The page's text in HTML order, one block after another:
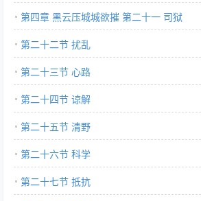
第四章 黑云压城城欲摧 第二十一 司狱
第二十二节 扰乱
第二十三节 心路
第二十四节 谅解
第二十五节 清野
第二十六节 科学
第二十七节 抵抗